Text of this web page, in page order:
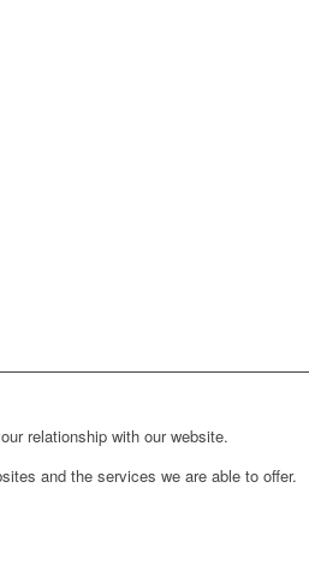
relationship with our website.
and the services we are able to offer.